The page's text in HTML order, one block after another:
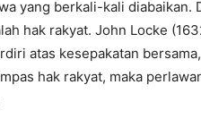
yang berkali-kali
hak rakyat. John Locke
atas kesepakatan
hak rakyat, maka